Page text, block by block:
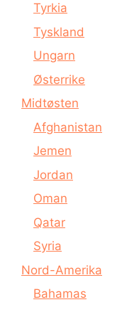
Tyrkia
Tyskland
Ungarn
Østerrike
Midtøsten
Afghanistan
Jemen
Jordan
Oman
Qatar
Syria
Nord-Amerika
Bahamas